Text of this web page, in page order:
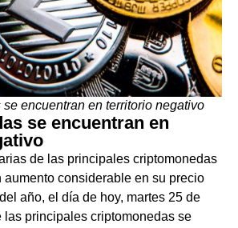
encuentran en territorio negativo
se encuentran en
de las principales criptomonedas
aumento considerable en su precio
año, el día de hoy, martes 25 de
las principales criptomonedas se